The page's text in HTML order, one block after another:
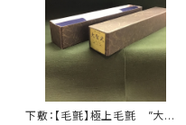
下敷：【毛氈】極上毛氈 ”大聖